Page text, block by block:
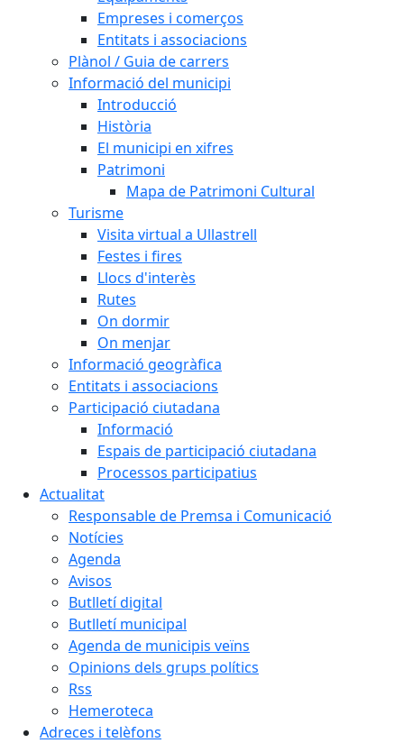
Empreses i comerços
Entitats i associacions
Plànol / Guia de carrers
Informació del municipi
Introducció
Història
El municipi en xifres
Patrimoni
Mapa de Patrimoni Cultural
Turisme
Visita virtual a Ullastrell
Festes i fires
Llocs d'interès
Rutes
On dormir
On menjar
Informació geogràfica
Entitats i associacions
Participació ciutadana
Informació
Espais de participació ciutadana
Processos participatius
Actualitat
Responsable de Premsa i Comunicació
Notícies
Agenda
Avisos
Butlletí digital
Butlletí municipal
Agenda de municipis veïns
Opinions dels grups polítics
Rss
Hemeroteca
Adreces i telèfons